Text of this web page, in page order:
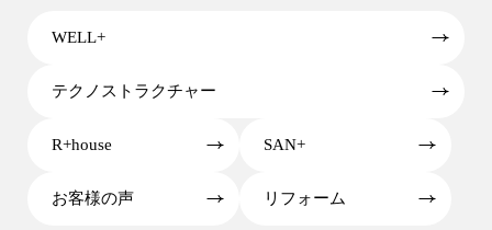
WELL+
テクノストラクチャー
R+house SAN+
お客様の声 リフォーム